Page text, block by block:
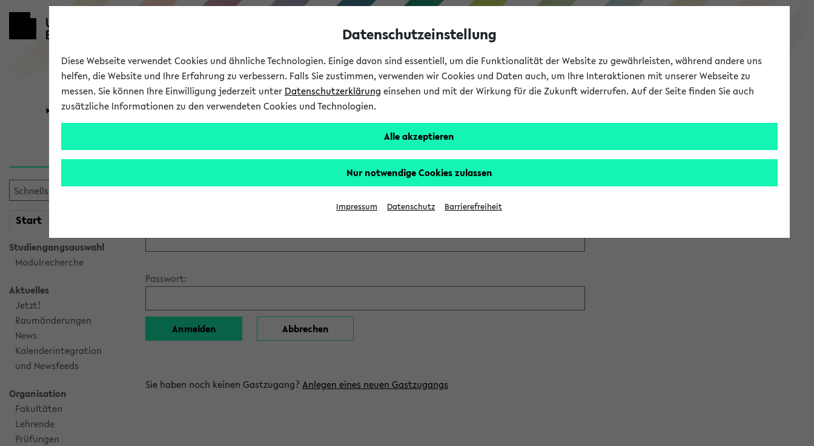
eKVV
Universität Forschung Studium
Start
Studiengangsauswahl
Modulrecherche
Aktuelles
Jetzt!
Raumänderungen
News
Kalenderintegration
und Newsfeeds
Organisation
Fakultäten
Lehrende
Prüfungen
Anmeldung über einen vorhandenen Gastzugang
Bitte melden Sie sich am eKVV mit Ihrem Anmeldenamen und Ihrem Passwort an:
Passwort:
Sie haben noch keinen Gastzugang? Anlegen eines neuen Gastzugangs
Datenschutzeinstellung
Diese Webseite verwendet Cookies und ähnliche Technologien. Einige davon sind essentiell, um die Funktionalität der Website zu gewährleisten, während andere uns
helfen, die Website und Ihre Erfahrung zu verbessern. Falls Sie zustimmen, verwenden wir Cookies und Daten auch, um Ihre Interaktionen mit unserer Webseite zu
messen. Sie können Ihre Einwilligung jederzeit unter Datenschutzerklärung einsehen und mit der Wirkung für die Zukunft widerrufen. Auf der Seite finden Sie auch
zusätzliche Informationen zu den verwendeten Cookies und Technologien.
Alle akzeptieren
Nur notwendige Cookies zulassen
Impressum Datenschutz Barrierefreiheit